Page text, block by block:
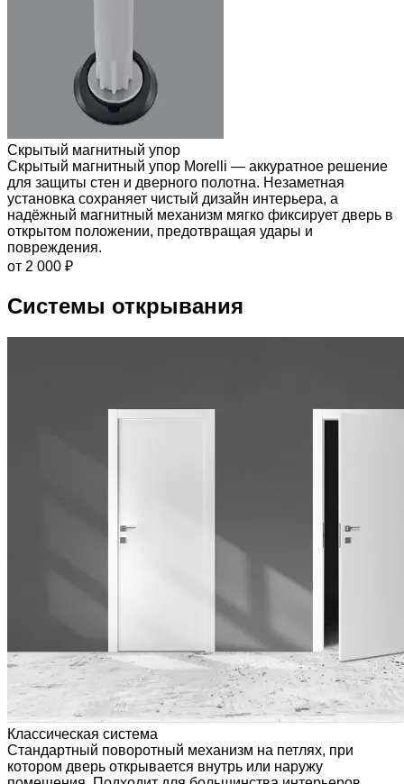
Скрытый магнитный упор
Скрытый магнитный упор Morelli — аккуратное решение
для защиты стен и дверного полотна. Незаметная
установка сохраняет чистый дизайн интерьера, а
надёжный магнитный механизм мягко фиксирует дверь в
открытом положении, предотвращая удары и
повреждения.
от 2 000 ₽
Системы открывания
Классическая система
Стандартный поворотный механизм на петлях, при
котором дверь открывается внутрь или наружу